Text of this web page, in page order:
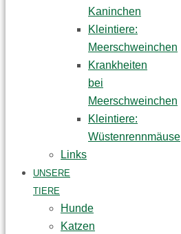
Kaninchen
Kleintiere:
Meerschweinchen
Krankheiten
bei
Meerschweinchen
Kleintiere:
Wüstenrennmäuse
Links
UNSERE
TIERE
Hunde
Katzen